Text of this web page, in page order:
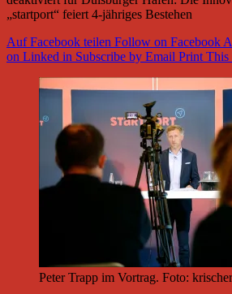
„startport“ feiert 4-jähriges Bestehen
Auf Facebook teilen Follow on Facebook
on Linked in Subscribe by Email Print This
Peter Trapp im Vortrag. Foto: